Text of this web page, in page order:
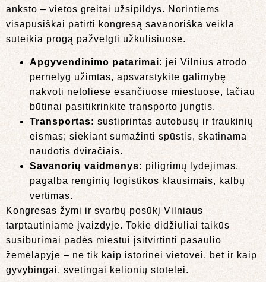
anksto – vietos greitai užsipildys. Norintiems
visapusiškai patirti kongresą savanoriška veikla
suteikia progą pažvelgti užkulisiuose.
Apgyvendinimo patarimai: jei Vilnius atrodo
pernelyg užimtas, apsvarstykite galimybę
nakvoti netoliese esančiuose miestuose, tačiau
būtinai pasitikrinkite transporto jungtis.
Transportas: sustiprintas autobusų ir traukinių
eismas; siekiant sumažinti spūstis, skatinama
naudotis dviračiais.
Savanorių vaidmenys: piligrimų lydėjimas,
pagalba renginių logistikos klausimais, kalbų
vertimas.
Kongresas žymi ir svarbų posūkį Vilniaus
tarptautiniame įvaizdyje. Tokie didžiuliai taikūs
susibūrimai padės miestui įsitvirtinti pasaulio
žemėlapyje – ne tik kaip istorinei vietovei, bet ir kaip
gyvybingai, svetingai kelionių stotelei.